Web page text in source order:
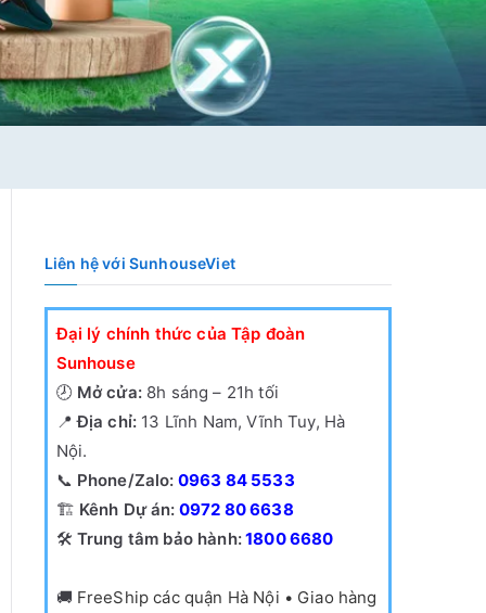
Liên hệ với SunhouseViet
Đại lý chính thức của Tập đoàn
Sunhouse
🕗 Mở cửa:8h sáng – 21h tối
📍Địa chỉ: 13 Lĩnh Nam, Vĩnh Tuy, Hà
Nội.
📞 Phone/Zalo: 0963 84 5533
🏗️ Kênh Dự án: 0972 80 6638
🛠️ Trung tâm bảo hành:1800 6680
🚚 FreeShip các quận Hà Nội • Giao hàng